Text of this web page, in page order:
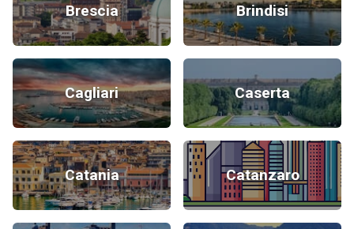
Brescia Brindisi
Cagliari Caserta
Catania Catanzaro